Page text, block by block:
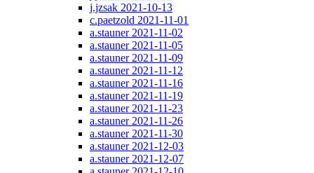
j.jzsak 2021-10-13
c.paetzold 2021-11-01
a.stauner 2021-11-02
a.stauner 2021-11-05
a.stauner 2021-11-09
a.stauner 2021-11-12
a.stauner 2021-11-16
a.stauner 2021-11-19
a.stauner 2021-11-23
a.stauner 2021-11-26
a.stauner 2021-11-30
a.stauner 2021-12-03
a.stauner 2021-12-07